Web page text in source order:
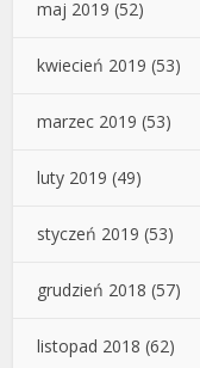
maj 2019 (52)
kwiecień 2019 (53)
marzec 2019 (53)
luty 2019 (49)
styczeń 2019 (53)
grudzień 2018 (57)
listopad 2018 (62)